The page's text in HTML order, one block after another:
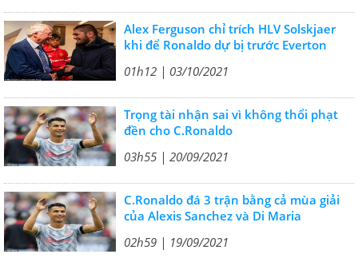
Alex Ferguson chỉ trích HLV Solskjaer
khi để Ronaldo dự bị trước Everton
01h12 | 03/10/2021
Trọng tài nhận sai vì không thổi phạt
đền cho C.Ronaldo
03h55 | 20/09/2021
C.Ronaldo đá 3 trận bằng cả mùa giải
của Alexis Sanchez và Di Maria
02h59 | 19/09/2021